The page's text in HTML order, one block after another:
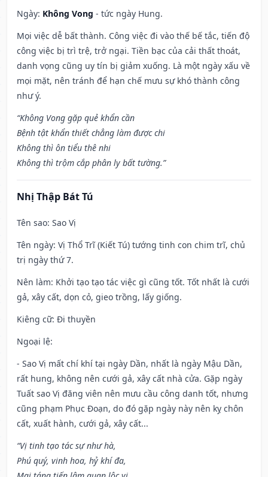
Ngày: Không Vong - tức ngày Hung.
Mọi việc dễ bất thành. Công việc đi vào thế bế tắc, tiến độ
công việc bị trì trệ, trở ngại. Tiền bạc của cải thất thoát,
danh vọng cũng uy tín bị giảm xuống. Là một ngày xấu về
mọi mặt, nên tránh để hạn chế mưu sự khó thành công
như ý.
“Không Vong gặp quẻ khẩn cần
Bệnh tật khẩn thiết chẳng làm được chi
Không thì ôn tiểu thê nhi
Không thì trộm cắp phân ly bất tường.”
Nhị Thập Bát Tú
Tên sao: Sao Vị
Tên ngày: Vị Thổ Trĩ (Kiết Tú) tướng tinh con chim trĩ, chủ
trị ngày thứ 7.
Nên làm: Khởi tạo tạo tác việc gì cũng tốt. Tốt nhất là cưới
gả, xây cất, dọn cỏ, gieo trồng, lấy giống.
Kiêng cữ: Đi thuyền
Ngoại lệ:
- Sao Vị mất chí khí tại ngày Dần, nhất là ngày Mậu Dần,
rất hung, không nên cưới gả, xây cất nhà cửa. Gặp ngày
Tuất sao Vị đăng viên nên mưu cầu công danh tốt, nhưng
cũng phạm Phục Đoạn, do đó gặp ngày này nên kỵ chôn
cất, xuất hành, cưới gả, xây cất...
“Vị tinh tạo tác sự như hà,
Phú quý, vinh hoa, hỷ khí đa,